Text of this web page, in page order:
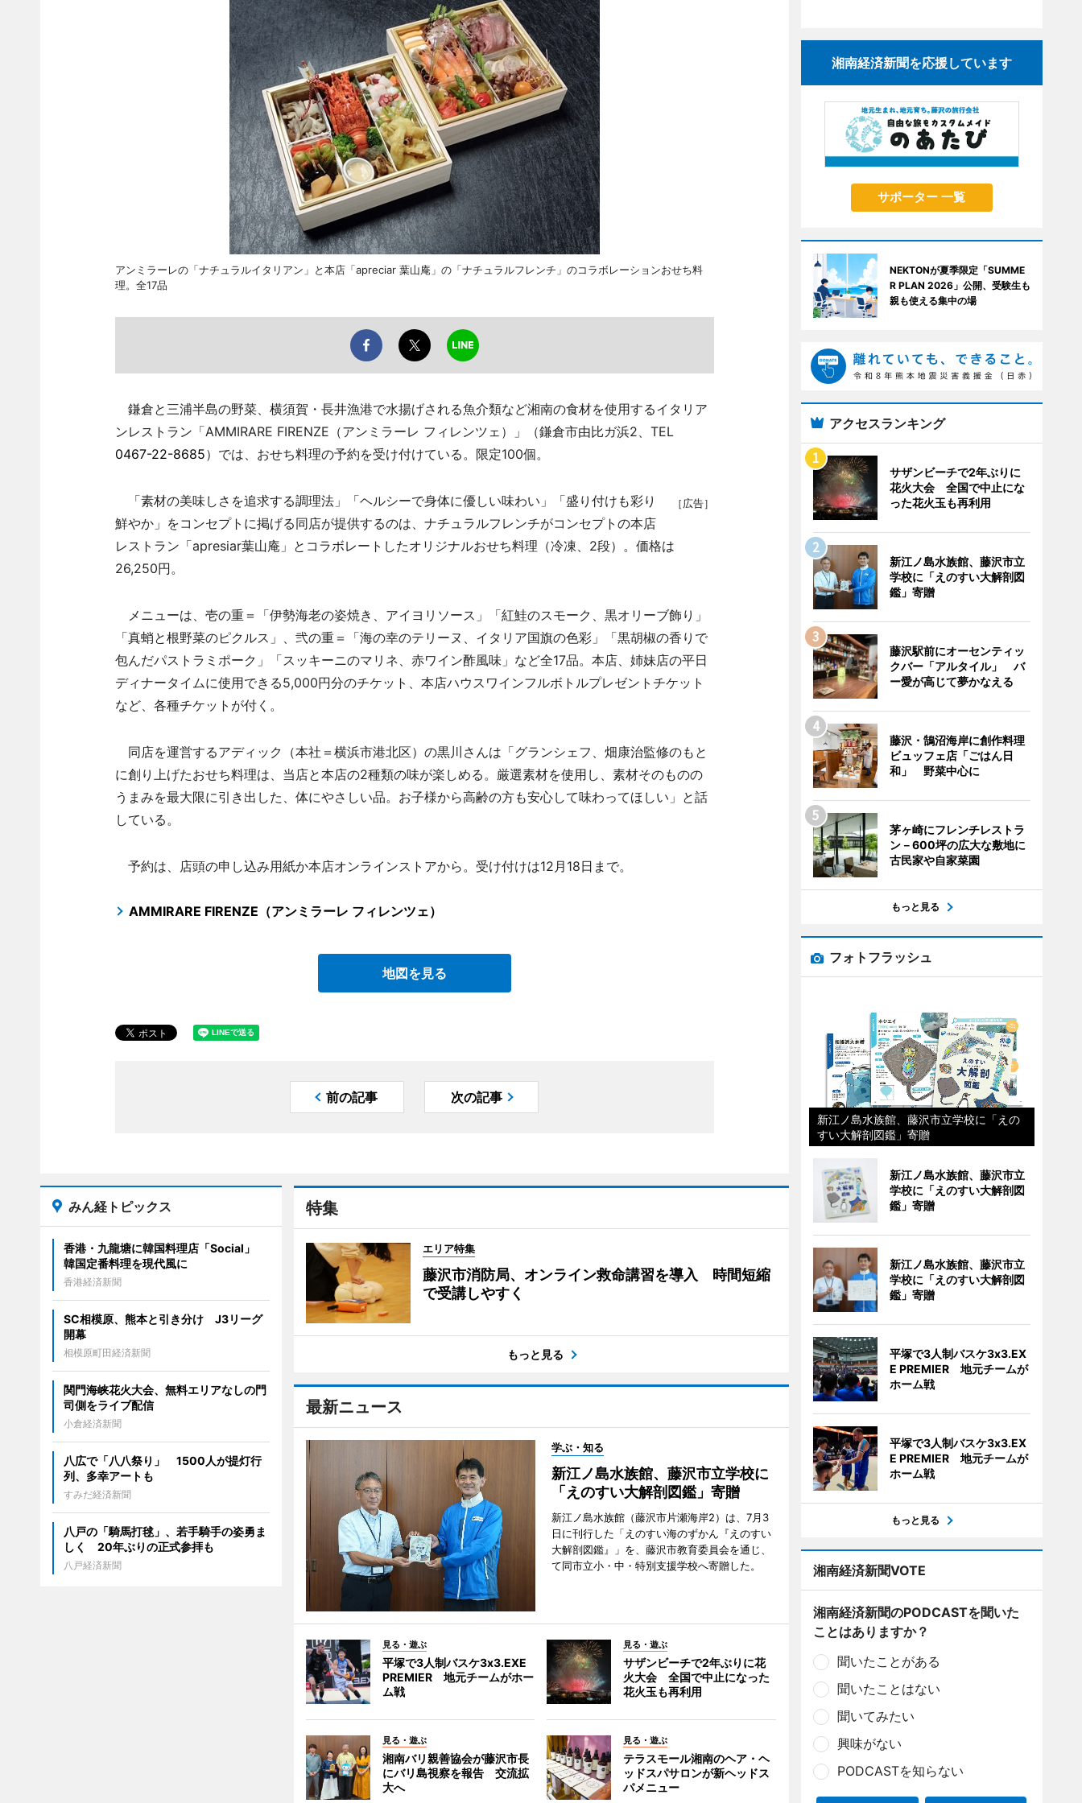
アンミラーレの「ナチュラルイタリアン」と本店「apreciar 葉山庵」の「ナチュラルフレンチ」のコラボレーションおせち料
理。全17品
鎌倉と三浦半島の野菜、横須賀・長井漁港で水揚げされる魚介類など湘南の食材を使用するイタリア
ンレストラン「AMMIRARE FIRENZE（アンミラーレ フィレンツェ）」（鎌倉市由比ガ浜2、TEL
0467-22-8685）では、おせち料理の予約を受け付けている。限定100個。
［広告］
「素材の美味しさを追求する調理法」「ヘルシーで身体に優しい味わい」「盛り付けも彩り
鮮やか」をコンセプトに掲げる同店が提供するのは、ナチュラルフレンチがコンセプトの本店
レストラン「apresiar葉山庵」とコラボレートしたオリジナルおせち料理（冷凍、2段）。価格は
26,250円。
メニューは、壱の重＝「伊勢海老の姿焼き、アイヨリソース」「紅鮭のスモーク、黒オリーブ飾り」
「真蛸と根野菜のピクルス」、弐の重＝「海の幸のテリーヌ、イタリア国旗の色彩」「黒胡椒の香りで
包んだパストラミポーク」「スッキーニのマリネ、赤ワイン酢風味」など全17品。本店、姉妹店の平日
ディナータイムに使用できる5,000円分のチケット、本店ハウスワインフルボトルプレゼントチケット
など、各種チケットが付く。
同店を運営するアディック（本社＝横浜市港北区）の黒川さんは「グランシェフ、畑康治監修のもと
に創り上げたおせち料理は、当店と本店の2種類の味が楽しめる。厳選素材を使用し、素材そのものの
うまみを最大限に引き出した、体にやさしい品。お子様から高齢の方も安心して味わってほしい」と話
している。
予約は、店頭の申し込み用紙か本店オンラインストアから。受け付けは12月18日まで。
AMMIRARE FIRENZE（アンミラーレ フィレンツェ）
地図を見る
前の記事 次の記事
特集
エリア特集
藤沢市消防局、オンライン救命講習を導入 時間短縮
で受講しやすく
もっと見る
最新ニュース
学ぶ・知る
新江ノ島水族館、藤沢市立学校に
「えのすい大解剖図鑑」寄贈
新江ノ島水族館（藤沢市片瀬海岸2）は、7月3
日に刊行した「えのすい海のずかん『えのすい
大解剖図鑑』」を、藤沢市教育委員会を通じ、
て同市立小・中・特別支援学校へ寄贈した。
見る・遊ぶ
平塚で3人制バスケ3x3.EXE
PREMIER 地元チームがホー
ム戦
見る・遊ぶ
サザンビーチで2年ぶりに花
火大会 全国で中止になった
花火玉も再利用
見る・遊ぶ
湘南バリ親善協会が藤沢市長
にバリ島視察を報告 交流拡
大へ
見る・遊ぶ
テラスモール湘南のヘア・ヘ
ッドスパサロンが新ヘッドス
パメニュー
みん経トピックス
香港・九龍塘に韓国料理店「Social」
韓国定番料理を現代風に
香港経済新聞
SC相模原、熊本と引き分け J3リーグ
開幕
相模原町田経済新聞
関門海峡花火大会、無料エリアなしの門
司側をライブ配信
小倉経済新聞
八広で「八八祭り」 1500人が提灯行
列、多幸アートも
すみだ経済新聞
八戸の「騎馬打毬」、若手騎手の姿勇ま
しく 20年ぶりの正式参拝も
八戸経済新聞
湘南経済新聞を応援しています
サポーター 一覧
NEKTONが夏季限定「SUMME
R PLAN 2026」公開、受験生も
親も使える集中の場
アクセスランキング
サザンビーチで2年ぶりに
花火大会 全国で中止にな
った花火玉も再利用
新江ノ島水族館、藤沢市立
学校に「えのすい大解剖図
鑑」寄贈
藤沢駅前にオーセンティッ
クバー「アルタイル」 バ
ー愛が高じて夢かなえる
藤沢・鵠沼海岸に創作料理
ビュッフェ店「ごはん日
和」 野菜中心に
茅ヶ崎にフレンチレストラ
ン－600坪の広大な敷地に
古民家や自家菜園
もっと見る
フォトフラッシュ
新江ノ島水族館、藤沢市立学校に「えの
すい大解剖図鑑」寄贈
新江ノ島水族館、藤沢市立
学校に「えのすい大解剖図
鑑」寄贈
新江ノ島水族館、藤沢市立
学校に「えのすい大解剖図
鑑」寄贈
平塚で3人制バスケ3x3.EX
E PREMIER 地元チームが
ホーム戦
平塚で3人制バスケ3x3.EX
E PREMIER 地元チームが
ホーム戦
もっと見る
湘南経済新聞VOTE
湘南経済新聞のPODCASTを聞いた
ことはありますか？
聞いたことがある
聞いたことはない
聞いてみたい
興味がない
PODCASTを知らない